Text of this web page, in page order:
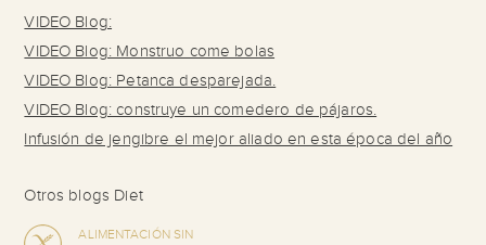
VIDEO Blog:
VIDEO Blog: Monstruo come bolas
VIDEO Blog: Petanca desparejada.
VIDEO Blog: construye un comedero de pájaros.
Infusión de jengibre el mejor aliado en esta época del año
Otros blogs Diet
ALIMENTACIÓN SIN